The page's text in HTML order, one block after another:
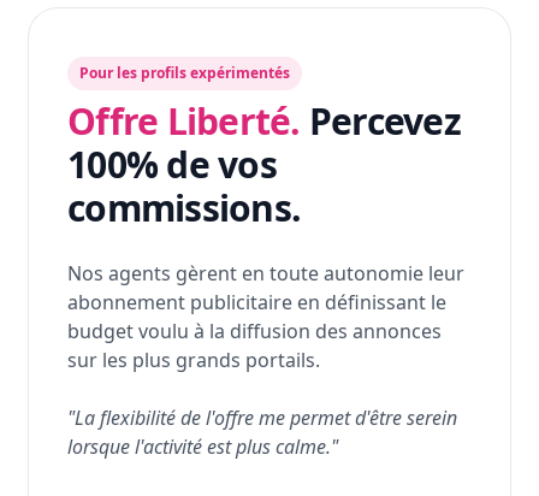
Pour les profils expérimentés
Offre Liberté. Percevez
100% de vos
commissions.
Nos agents gèrent en toute autonomie leur
abonnement publicitaire en définissant le
budget voulu à la diffusion des annonces
sur les plus grands portails.
"La flexibilité de l'offre me permet d'être serein
lorsque l'activité est plus calme."